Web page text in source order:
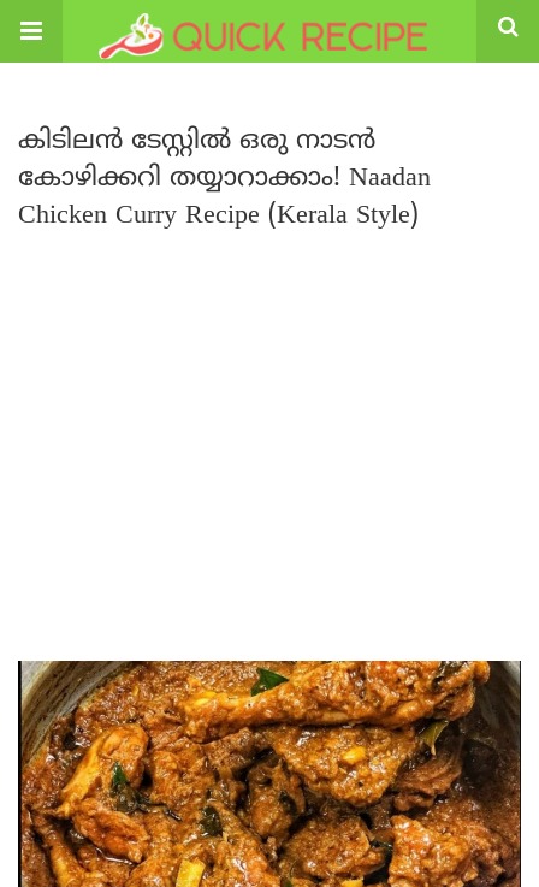
കിടിലൻ ടേസ്റ്റിൽ ഒരു നാടൻ
കോഴിക്കറി തയ്യാറാക്കാം! Naadan
Chicken Curry Recipe (Kerala Style)